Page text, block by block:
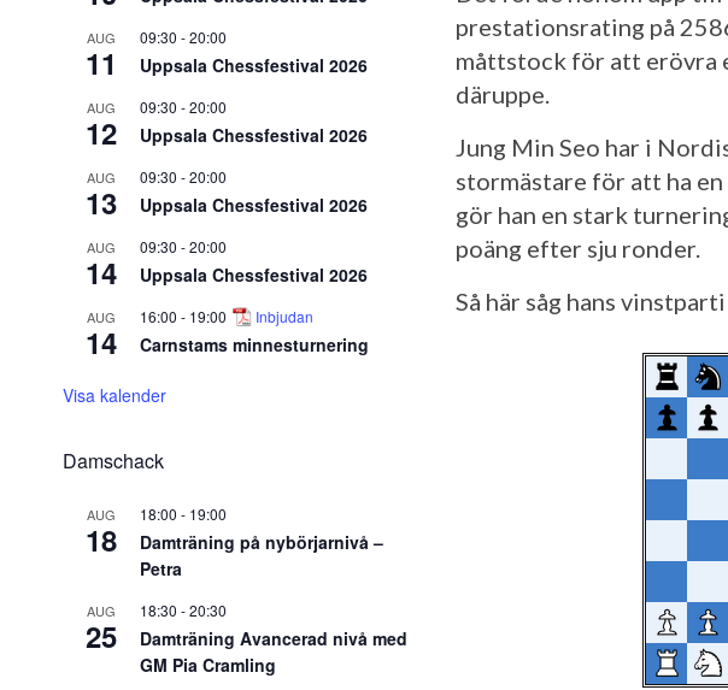
AUG
11
09:30 -20:00
Uppsala Chessfestival 2026
AUG
12
09:30 -20:00
Uppsala Chessfestival 2026
AUG
13
09:30 -20:00
Uppsala Chessfestival 2026
AUG
14
09:30 -20:00
Uppsala Chessfestival 2026
AUG
14
16:00 - 19:00 Inbjudan
Carnstams minnesturnering
Visa kalender
Damschack
AUG
18
18:00 - 19:00
Damträning på nybörjarnivå –
Petra
AUG
25
18:30 -20:30
Damträning Avancerad nivå med
GM Pia Cramling
prestationsrating på
måttstock för att erövra
däruppe.
Jung Min Seo har i
stormästare för att ha
gör han en stark
poäng efter sju ronder.
Så här såg hans